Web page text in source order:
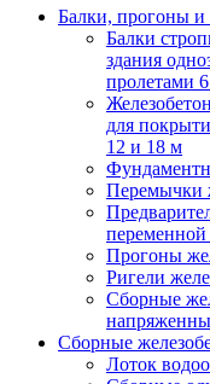
Балки, прогоны
Балки
здания
пролетами
для
12 и 18 м
Перемычки
переменной
Прогоны
Ригели
Сборные
Сборные
Лоток